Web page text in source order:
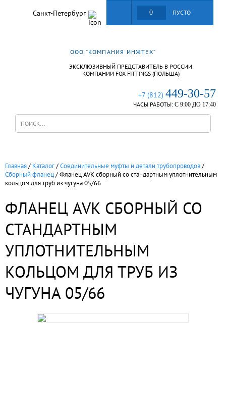
Санкт-Петербург 0 ПУСТО
ООО “КОМПАНИЯ ИНЖТЕХ”
ЭКСКЛЮЗИВНЫЙ ПРЕДСТАВИТЕЛЬ В РОССИИ
КОМПАНИИ FOX FITTINGS (ПОЛЬША)
+7 (812) 449-30-57
ЧАСЫ РАБОТЫ: С 9:00 ДО 17:40
Главная/ Каталог/Соединительные муфты и детали трубопроводов/
Сборный фланец/Фланец AVK сборный со стандартным уплотнительным
кольцом для труб из чугуна 05/66
ФЛАНЕЦ AVK СБОРНЫЙ СО
СТАНДАРТНЫМ
УПЛОТНИТЕЛЬНЫМ
КОЛЬЦОМ ДЛЯ ТРУБ ИЗ
ЧУГУНА 05/66